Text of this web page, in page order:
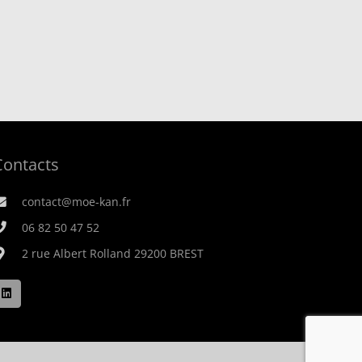
contact@moe-kan.fr
06 82 50 47 52
2 rue Albert Rolland 29200 BREST